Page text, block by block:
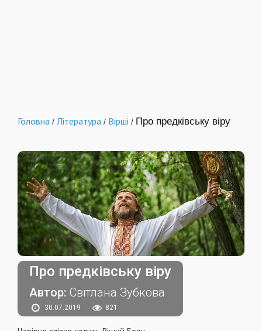
Головна / Література / Вірші / Про предківську віру
Про предківську віру
Автор: Світлана Зубкова
30.07.2019 821